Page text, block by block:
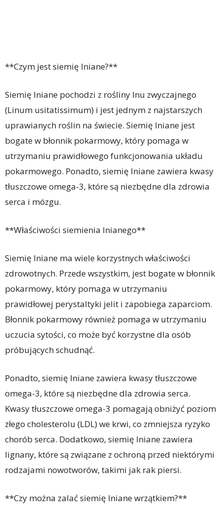
**Czym jest siemię lniane?**
Siemię lniane pochodzi z rośliny lnu zwyczajnego
(Linum usitatissimum) i jest jednym z najstarszych
uprawianych roślin na świecie. Siemię lniane jest
bogate w błonnik pokarmowy, który pomaga w
utrzymaniu prawidłowego funkcjonowania układu
pokarmowego. Ponadto, siemię lniane zawiera kwasy
tłuszczowe omega-3, które są niezbędne dla zdrowia
serca i mózgu.
**Właściwości siemienia lnianego**
Siemię lniane ma wiele korzystnych właściwości
zdrowotnych. Przede wszystkim, jest bogate w błonnik
pokarmowy, który pomaga w utrzymaniu
prawidłowej perystaltyki jelit i zapobiega zaparciom.
Błonnik pokarmowy również pomaga w utrzymaniu
uczucia sytości, co może być korzystne dla osób
próbujących schudnąć.
Ponadto, siemię lniane zawiera kwasy tłuszczowe
omega-3, które są niezbędne dla zdrowia serca.
Kwasy tłuszczowe omega-3 pomagają obniżyć poziom
złego cholesterolu (LDL) we krwi, co zmniejsza ryzyko
chorób serca. Dodatkowo, siemię lniane zawiera
lignany, które są związane z ochroną przed niektórymi
rodzajami nowotworów, takimi jak rak piersi.
**Czy można zalać siemię lniane wrzątkiem?**